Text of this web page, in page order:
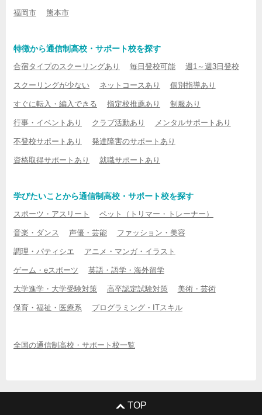
福岡市 熊本市
特徴から通信制高校・サポート校を探す
合宿タイプのスクーリングあり 毎日登校可能 週1～週3日登校
スクーリングが少ない ネットコースあり 個別指導あり
すぐに転入・編入できる 指定校推薦あり 制服あり
行事・イベントあり クラブ活動あり メンタルサポートあり
不登校サポートあり 発達障害のサポートあり
資格取得サポートあり 就職サポートあり
学びたいことから通信制高校・サポート校を探す
スポーツ・アスリート ペット（トリマー・トレーナー）
音楽・ダンス 声優・芸能 ファッション・美容
調理・パティシエ アニメ・マンガ・イラスト
ゲーム・eスポーツ 英語・語学・海外留学
大学進学・大学受験対策 高卒認定試験対策 美術・芸術
保育・福祉・医療系 プログラミング・ITスキル
全国の通信制高校・サポート校一覧
TOP